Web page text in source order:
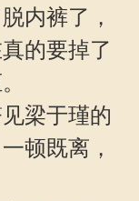
内裤了，
的要掉了
梁于瑾的
顿既离，